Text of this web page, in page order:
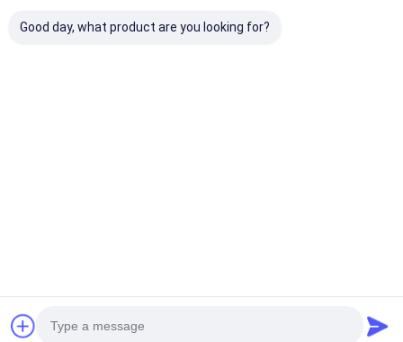
Bize ulaşın
Good day, what product are you looking for?